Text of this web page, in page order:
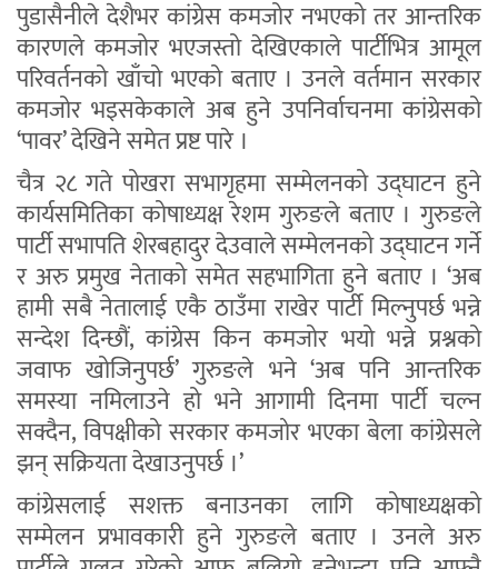
पुडासैनीले देशैभर कांग्रेस कमजोर नभएको तर आन्तरिक
कारणले कमजोर भएजस्तो देखिएकाले पार्टीभित्र आमूल
परिवर्तनको खाँचो भएको बताए । उनले वर्तमान सरकार
कमजोर भइसकेकाले अब हुने उपनिर्वाचनमा कांग्रेसको
‘पावर’ देखिने समेत प्रष्ट पारे ।
चैत्र २८ गते पोखरा सभागृहमा सम्मेलनको उद्घाटन हुने
कार्यसमितिका कोषाध्यक्ष रेशम गुरुङले बताए । गुरुङले
पार्टी सभापति शेरबहादुर देउवाले सम्मेलनको उद्घाटन गर्ने
र अरु प्रमुख नेताको समेत सहभागिता हुने बताए । ‘अब
हामी सबै नेतालाई एकै ठाउँमा राखेर पार्टी मिल्नुपर्छ भन्ने
सन्देश दिन्छौं, कांग्रेस किन कमजोर भयो भन्ने प्रश्नको
जवाफ खोजिनुपर्छ’ गुरुङले भने ‘अब पनि आन्तरिक
समस्या नमिलाउने हो भने आगामी दिनमा पार्टी चल्न
सक्दैन, विपक्षीको सरकार कमजोर भएका बेला कांग्रेसले
झन् सक्रियता देखाउनुपर्छ ।’
कांग्रेसलाई सशक्त बनाउनका लागि कोषाध्यक्षको
सम्मेलन प्रभावकारी हुने गुरुङले बताए । उनले अरु